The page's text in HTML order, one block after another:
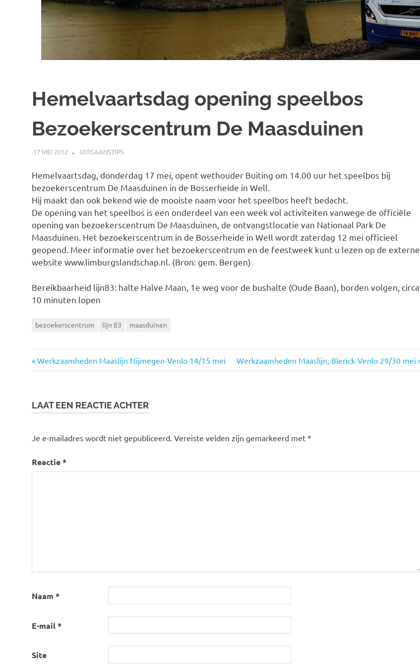
Hemelvaartsdag opening speelbos
Bezoekerscentrum De Maasduinen
17 MEI 2012 SPOORZOEKER
UITGAANSTIPS
Hemelvaartsdag, donderdag 17 mei, opent wethouder Buiting om 14.00 uur het speelbos bij
bezoekerscentrum De Maasduinen in de Bosserheide in Well.
Hij maakt dan ook bekend wie de mooiste naam voor het speelbos heeft bedacht.
De opening van het speelbos is een onderdeel van een week vol activiteiten vanwege de officiële
opening van bezoekerscentrum De Maasduinen, de ontvangstlocatie van Nationaal Park De
Maasduinen. Het bezoekerscentrum in de Bosserheide in Well wordt zaterdag 12 mei officieel
geopend. Meer informatie over het bezoekerscentrum en de feestweek kunt u lezen op de externe
website www.limburgslandschap.nl. (Bron: gem. Bergen)
Bereikbaarheid lijn83: halte Halve Maan, 1e weg voor de bushalte (Oude Baan), borden volgen, circa
10 minuten lopen
bezoekerscentrum lijn 83 maasduinen
Bericht
Vorige
bericht:
Werkzaamheden Maaslijn Nijmegen-Venlo 14/15 mei
Volgende
bericht:
Werkzaamheden Maaslijn, Blerick-Venlo 29/30 mei
LAAT EEN REACTIE ACHTER
Je e-mailadres wordt niet gepubliceerd. Vereiste velden zijn gemarkeerd met *
Reactie*
Naam *
E-mail*
Site